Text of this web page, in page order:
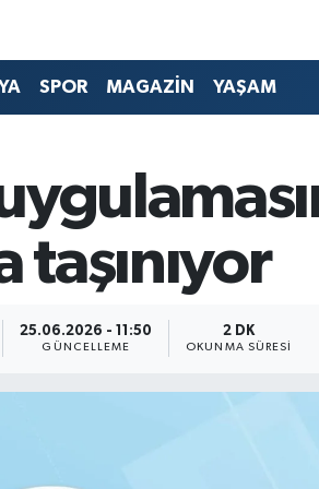
SPOR MAGAZİN YAŞAM
25.06.2026 - 11:50
GÜNCELLEME
2 DK
OKUNMA SÜRESI